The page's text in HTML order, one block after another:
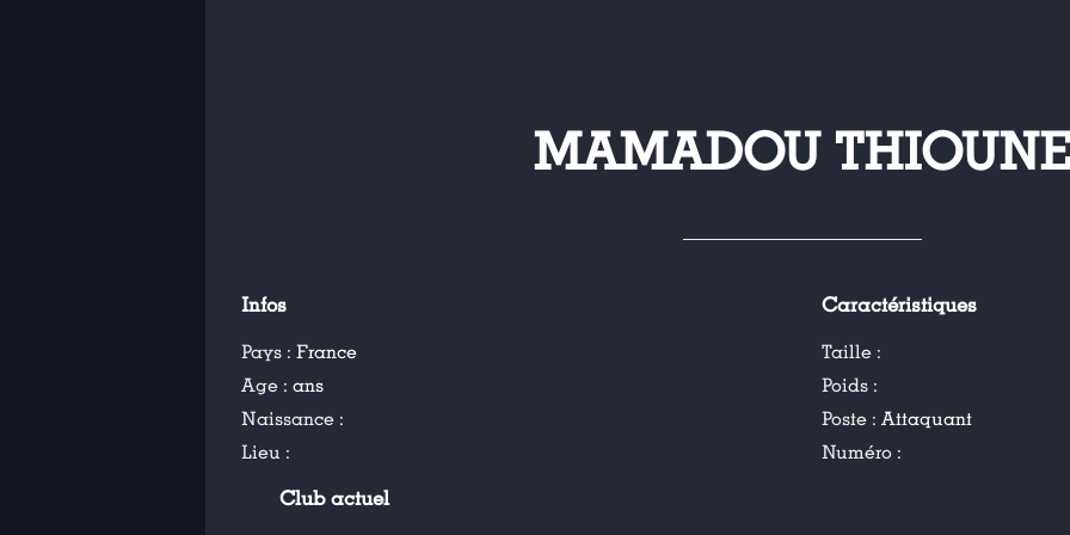
MAMADOU
Infos
Pays : France
Age : ans
Naissance :
Lieu :
Caractéristiques
Taille :
Poids :
Poste :Attaquant
Numéro :
Club actuel